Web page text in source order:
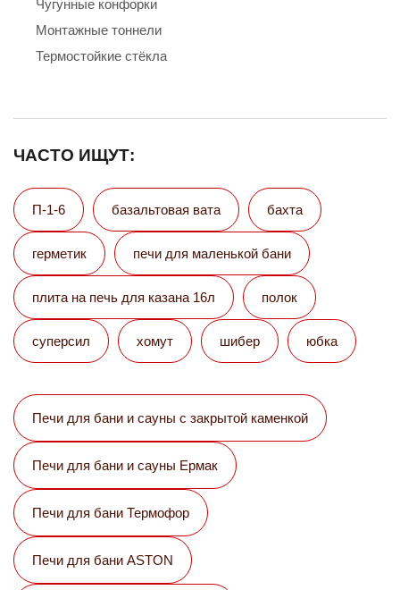
Чугунные конфорки
Монтажные тоннели
Термостойкие стёкла
ЧАСТО ИЩУТ:
П-1-6 базальтовая вата бахта
герметик печи для маленькой бани
плита на печь для казана 16л полок
суперсил хомут шибер юбка
Печи для бани и сауны с закрытой каменкой
Печи для бани и сауны Eрмак
Печи для бани Термофор
Печи для бани ASTON